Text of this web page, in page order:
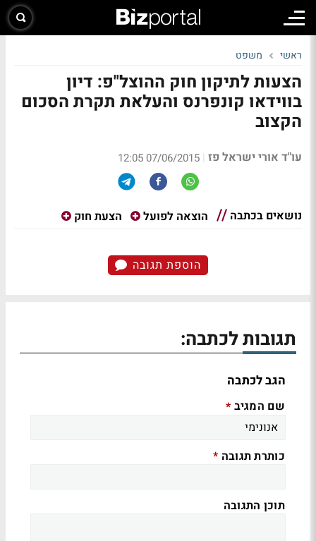
ראשי משפט
הצעות לתיקון חוק ההוצל"פ: דיון
בווידאו קונפרנס והעלאת תקרת הסכום
הקצוב
עו"ד אורי ישראל פז |
07/06/2015 12:05
נושאים בכתבה הוצאה לפועל הצעת חוק
הוספת תגובה
תגובות לכתבה:
הגב לכתבה
שם המגיב *
כותרת תגובה *
תוכן התגובה